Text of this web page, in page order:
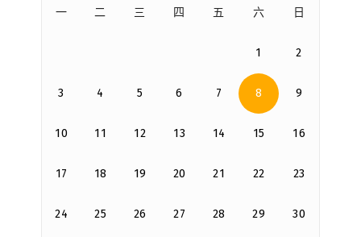
一 二 三 四 五 六 日
1 2
3 4 5 6 7 8 9
10 11 12 13 14 15 16
17 18 19 20 21 22 23
24 25 26 27 28 29 30